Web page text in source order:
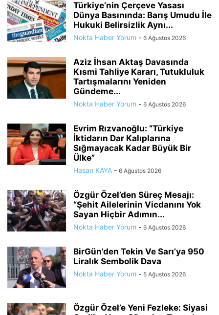
Türkiye’nin Çerçeve Yasası
Dünya Basınında: Barış Umudu İle
Hukuki Belirsizlik Aynı...
Nokta Haber Yorum - 6 Ağustos 2026
Aziz İhsan Aktaş Davasında
Kısmi Tahliye Kararı, Tutukluluk
Tartışmalarını Yeniden
Gündeme...
Nokta Haber Yorum - 6 Ağustos 2026
Evrim Rızvanoğlu: “Türkiye
İktidarın Dar Kalıplarına
Sığmayacak Kadar Büyük Bir
Ülke”
Hasan KAYA - 6 Ağustos 2026
Özgür Özel’den Süreç Mesajı:
“Şehit Ailelerinin Vicdanını Yok
Sayan Hiçbir Adımın...
Nokta Haber Yorum - 6 Ağustos 2026
BirGün’den Tekin Ve Sarı’ya 950
Liralık Sembolik Dava
Nokta Haber Yorum - 5 Ağustos 2026
Özgür Özel’e Yeni Fezleke: Siyasi